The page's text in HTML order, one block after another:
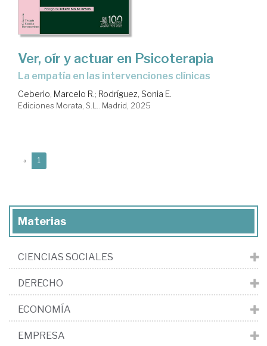
Ver, oír y actuar en Psicoterapia
La empatía en las intervenciones clínicas
Ceberio, Marcelo R.; Rodríguez, Sonia E.
Ediciones Morata, S.L.. Madrid, 2025
« 1
Materias
CIENCIAS SOCIALES
DERECHO
ECONOMÍA
EMPRESA